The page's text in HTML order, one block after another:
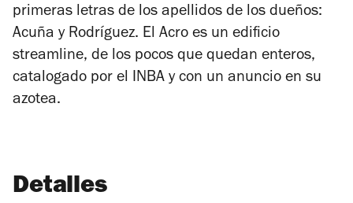
primeras letras de los apellidos de los dueños:
Acuña y Rodríguez. El Acro es un edificio
streamline, de los pocos que quedan enteros,
catalogado por el INBA y con un anuncio en su
azotea.
Detalles